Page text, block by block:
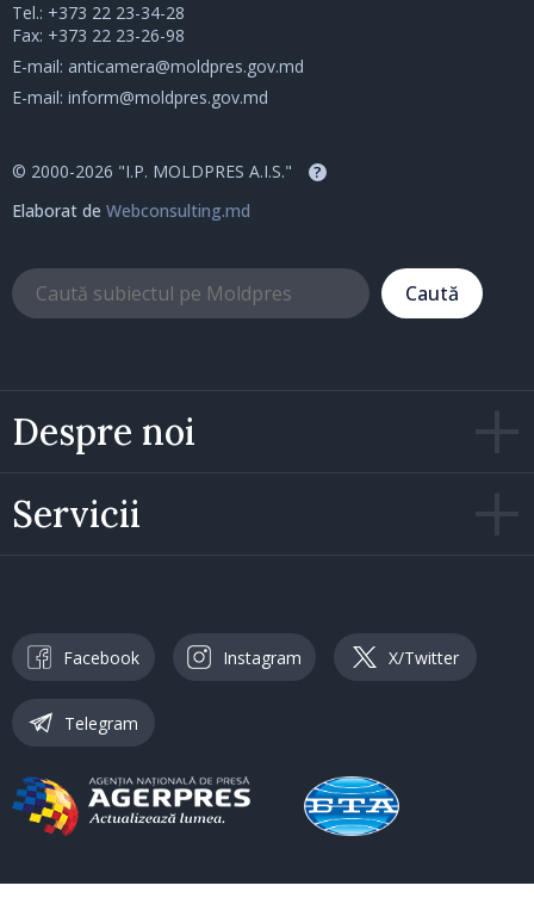
Despre noi
Servicii
Tel.: +373 22 23-34-28
Fax: +373 22 23-26-98
E-mail: anticamera@moldpres.gov.md
E-mail: inform@moldpres.gov.md
© 2000-2026 "I.P. MOLDPRES A.I.S." ?
Elaborat de Webconsulting.md
Caută
Facebook Instagram X/Twitter
Telegram